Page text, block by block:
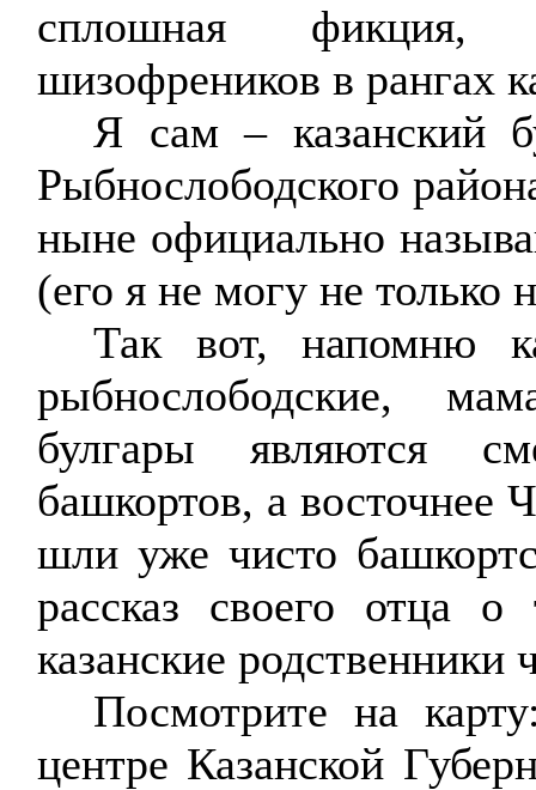
сплошная фикция,
шизофреников в рангах
Я сам – казанский
Рыбнослободского
ныне официально
(его я не могу не только
Так вот, напомню
рыбнослободские,
булгары являются
башкортов, а
шли уже чисто
рассказ своего отца
казанские
Посмотрите на
центре Казанской